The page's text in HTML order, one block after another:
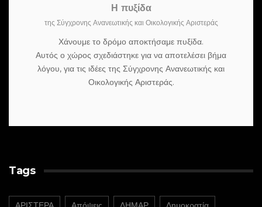
Η πυξίδα
της Σύγχρονης Ανανεωτικής και Οικολογικής Αριστεράς
Χάνουμε το δρόμο αποκτήσαμε πυξίδα.
Αυτός ο χώρος σχεδιάστηκε για να αποτελέσει βήμα
λόγου, για τις ιδέες της Σύγχρονης Ανανεωτικής και
Οικολογικής Αριστεράς.
Tags